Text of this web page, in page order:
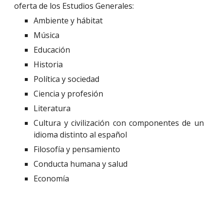
oferta de los Estudios Generales:
Ambiente y hábitat
Música
Educación
Historia
Política y sociedad
Ciencia y profesión
Literatura
Cultura y civilización con componentes de un
idioma distinto al español
Filosofía y pensamiento
Conducta humana y salud
Economía